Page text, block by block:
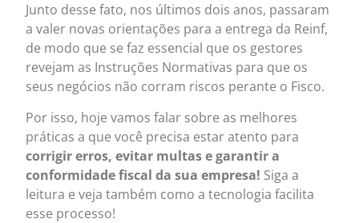
Junto desse fato, nos últimos dois anos, passaram
a valer novas orientações para a entrega da Reinf,
de modo que se faz essencial que os gestores
revejam as Instruções Normativas para que os
seus negócios não corram riscos perante o Fisco.
Por isso, hoje vamos falar sobre as melhores
práticas a que você precisa estar atento para
corrigir erros, evitar multas e garantir a
conformidade fiscal da sua empresa! Siga a
leitura e veja também como a tecnologia facilita
esse processo!